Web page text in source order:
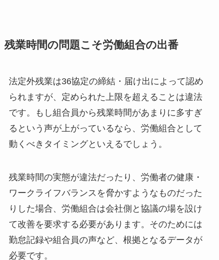
残業時間の問題こそ労働組合の出番
法定外残業は36協定の締結・届け出によって認め
られますが、定められた上限を超えることは違法
です。もし組合員から残業時間があまりに多すぎ
るという声が上がっているなら、労働組合として
動くべきタイミングといえるでしょう。
残業時間の実態が違法だったり、労働者の健康・
ワークライフバランスを脅かすようなものだった
りした場合、労働組合は会社側と協議の場を設け
て改善を要求する必要があります。そのためには
勤怠記録や組合員の声など、根拠となるデータが
必要です。